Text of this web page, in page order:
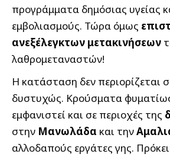
προγράμματα δημόσιας υγείας
εμβολιασμούς. Τώρα όμως
ανεξέλεγκτων μετακινήσεων
λαθρομεταναστών!
Η κατάσταση δεν περιορίζεται
δυστυχώς. Κρούσματα
εμφανιστεί και σε περιοχές της
στην Μανωλάδα και την
αλλοδαπούς εργάτες γης.